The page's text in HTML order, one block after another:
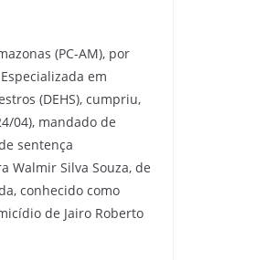
(PC-AM), por
em
(DEHS), cumpriu,
04), mandado de
sentença
Walmir Silva Souza, de
conhecido como
de Jairo Roberto